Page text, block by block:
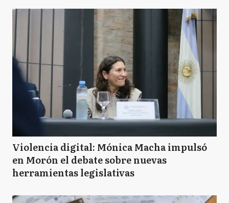
Violencia digital: Mónica Macha impulsó
en Morón el debate sobre nuevas
herramientas legislativas